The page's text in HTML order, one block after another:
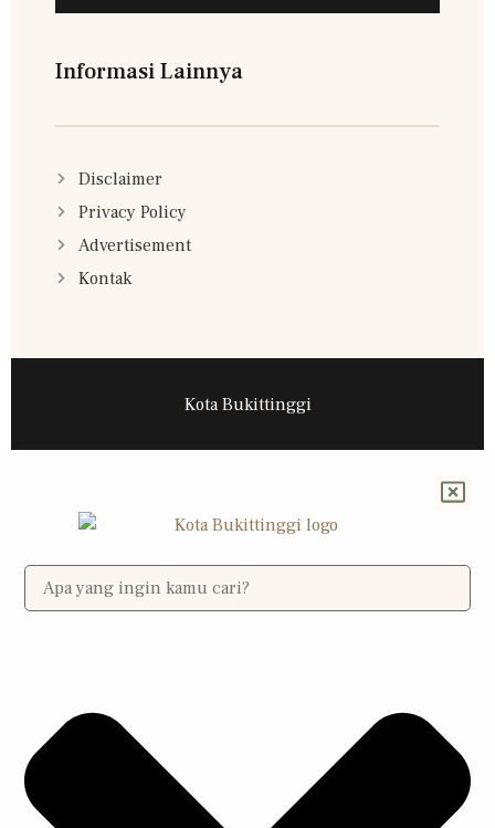
Informasi Lainnya
Disclaimer
Privacy Policy
Advertisement
Kontak
Kota Bukittinggi